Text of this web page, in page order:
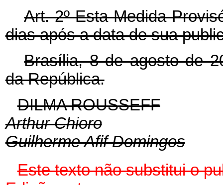
Art. 2º Esta Medida
dias após a data de sua
Brasília, 8 de agosto de
da República.
DILMA ROUSSEFF
Arthur Chioro
Guilherme Afif Domingos
Este texto não substitui o